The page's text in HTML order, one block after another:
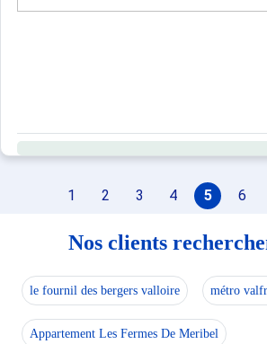
1 2 3 4 5 6
Nos clients
le fournil des bergers valloire métro
Appartement Les Fermes De Meribel